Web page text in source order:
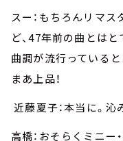
スー：もちろんリマ
ど、47年前の曲とは
曲調が流行っている
まあ上品！
近藤夏子：本当に。沁
高橋：おそらくミニー